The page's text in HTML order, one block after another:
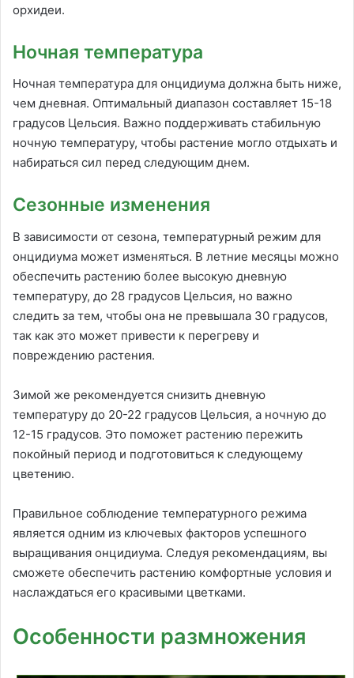
орхидеи.
Ночная температура
Ночная температура для онцидиума должна быть ниже,
чем дневная. Оптимальный диапазон составляет 15-18
градусов Цельсия. Важно поддерживать стабильную
ночную температуру, чтобы растение могло отдыхать и
набираться сил перед следующим днем.
Сезонные изменения
В зависимости от сезона, температурный режим для
онцидиума может изменяться. В летние месяцы можно
обеспечить растению более высокую дневную
температуру, до 28 градусов Цельсия, но важно
следить за тем, чтобы она не превышала 30 градусов,
так как это может привести к перегреву и
повреждению растения.
Зимой же рекомендуется снизить дневную
температуру до 20-22 градусов Цельсия, а ночную до
12-15 градусов. Это поможет растению пережить
покойный период и подготовиться к следующему
цветению.
Правильное соблюдение температурного режима
является одним из ключевых факторов успешного
выращивания онцидиума. Следуя рекомендациям, вы
сможете обеспечить растению комфортные условия и
наслаждаться его красивыми цветками.
Особенности размножения